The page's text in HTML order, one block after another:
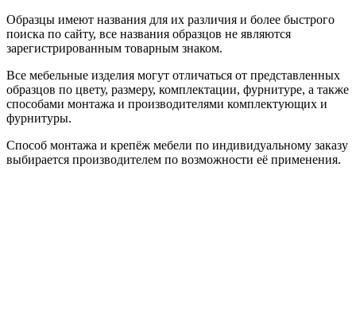
Образцы имеют названия для их различия и более быстрого
поиска по сайту, все названия образцов не являются
зарегистрированным товарным знаком.
Все мебельные изделия могут отличаться от представленных
образцов по цвету, размеру, комплектации, фурнитуре, а также
способами монтажа и производителями комплектующих и
фурнитуры.
Способ монтажа и крепёж мебели по индивидуальному заказу
выбирается производителем по возможности её применения.